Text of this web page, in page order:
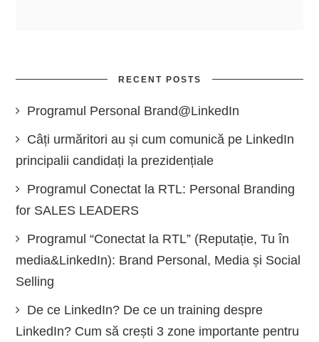
RECENT POSTS
Programul Personal Brand@LinkedIn
Câți urmăritori au și cum comunică pe LinkedIn
principalii candidați la prezidențiale
Programul Conectat la RTL: Personal Branding
for SALES LEADERS
Programul “Conectat la RTL” (Reputație, Tu în
media&LinkedIn): Brand Personal, Media și Social
Selling
De ce LinkedIn? De ce un training despre
LinkedIn? Cum să crești 3 zone importante pentru